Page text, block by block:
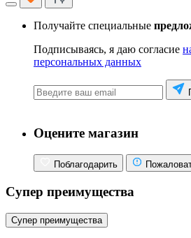
Получайте специальные
Подписываясь, я даю согласие
персональных данных
Оцените магазин
Поблагодарить
Супер преимущества
Супер преимущества